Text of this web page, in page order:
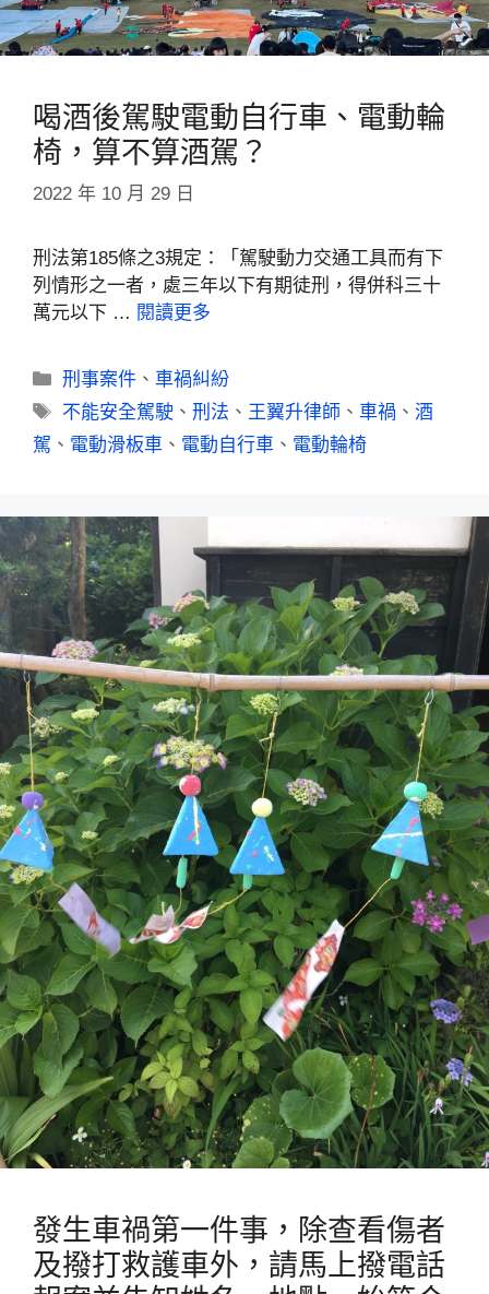
喝酒後駕駛電動自行車、電動輪
椅，算不算酒駕？
2022 年 10 月 29 日
刑法第185條之3規定：「駕駛動力交通工具而有下
列情形之一者，處三年以下有期徒刑，得併科三十
萬元以下 … 閱讀更多
刑事案件 、車禍糾紛
不能安全駕駛 、刑法 、 王翼升律師 、車禍 、酒
駕 、 電動滑板車 、 電動自行車 、 電動輪椅
發生車禍第一件事，除查看傷者
及撥打救護車外，請馬上撥電話